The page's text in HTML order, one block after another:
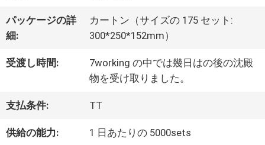
に
つ
い
工
パッケージの詳
細:
カートン（サイズの 175 セット:
300*250*152mm）
受渡し時間:
7working の中では幾日はの後の沈殿
物を受け取りました。
支払条件: TT
供給の能力: 1 日あたりの 5000sets